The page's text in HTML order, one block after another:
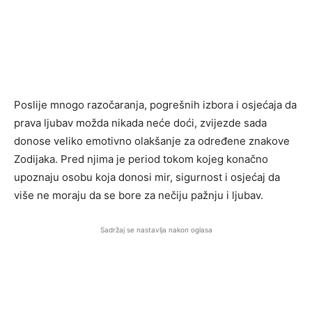
Poslije mnogo razočaranja, pogrešnih izbora i osjećaja da
prava ljubav možda nikada neće doći, zvijezde sada
donose veliko emotivno olakšanje za određene znakove
Zodijaka. Pred njima je period tokom kojeg konačno
upoznaju osobu koja donosi mir, sigurnost i osjećaj da
više ne moraju da se bore za nečiju pažnju i ljubav.
Sadržaj se nastavlja nakon oglasa